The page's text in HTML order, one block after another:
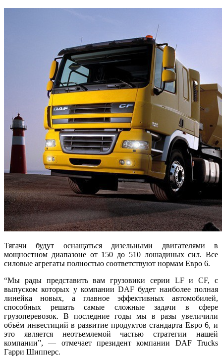
Тягачи будут оснащаться дизельными двигателями в
мощностном диапазоне от 150 до 510 лошадиных сил. Все
силовые агрегаты полностью соответствуют нормам Евро 6.
“Мы рады представить вам грузовики серии LF и CF, с
выпуском которых у компании DAF будет наиболее полная
линейка новых, а главное эффективных автомобилей,
способных решать самые сложные задачи в сфере
грузоперевозок. В последние годы мы в разы увеличили
объём инвестиций в развитие продуктов стандарта Евро 6, и
это является неотъемлемой частью стратегии нашей
компании”, — отмечает президент компании DAF Trucks
Гарри Шипперс.